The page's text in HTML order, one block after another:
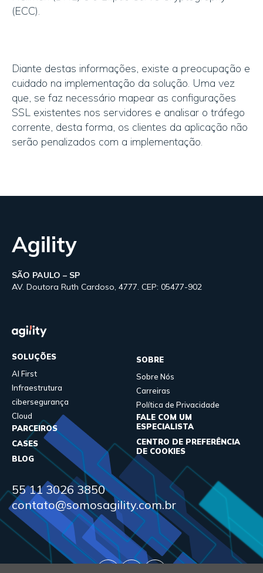
(ECC).
Diante destas informações, existe a preocupação e
cuidado na implementação da solução. Uma vez
que, se faz necessário mapear as configurações
SSL existentes nos servidores e analisar o tráfego
corrente, desta forma, os clientes da aplicação não
serão penalizados com a implementação.
Agility
SÃO PAULO – SP
AV. Doutora Ruth Cardoso, 4777. CEP: 05477-902
SOLUÇÕES
AI First
Infraestrutura
cibersegurança
Cloud
PARCEIROS
CASES
BLOG
SOBRE
Sobre Nós
Carreiras
Política de Privacidade
FALE COM UM
ESPECIALISTA
CENTRO DE PREFERÊNCIA
DE COOKIES
55 11 3026 3850
contato@somosagility.com.br